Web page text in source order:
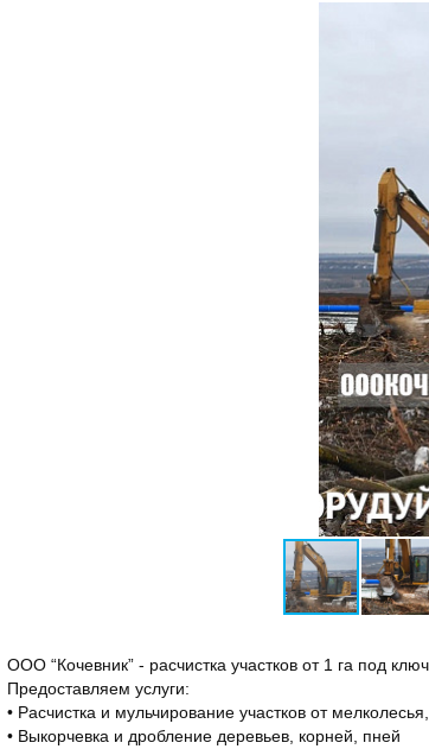
ООО “Кочевник” - расчистка участков от 1 га под ключ.
Предоставляем услуги:
• Расчистка и мульчирование участков от
• Выкорчевка и дробление деревьев, корней, пней